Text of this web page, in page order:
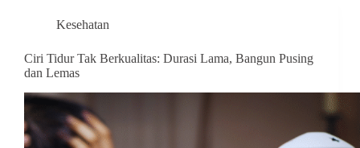
Kesehatan
Ciri Tidur Tak Berkualitas: Durasi Lama, Bangun Pusing
dan Lemas